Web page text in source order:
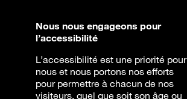
Nous nous engageons pour
l’accessibilité
L’accessibilité est une priorité pour
nous et nous portons nos efforts
pour permettre à chacun de nos
visiteurs, quel que soit son âge ou